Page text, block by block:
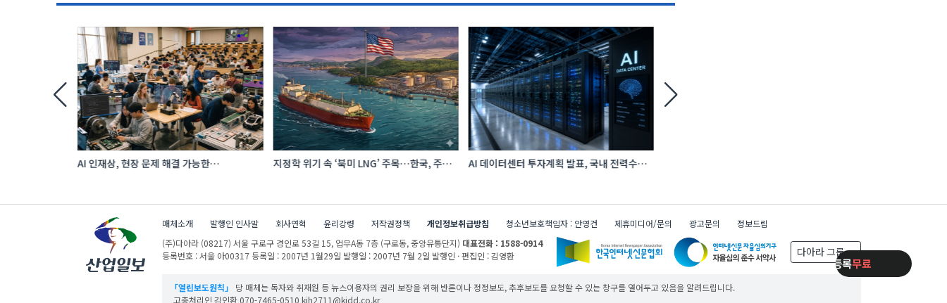
AI 인재상, 현장 문제 해결 가능한
지정학 위기 속 ‘북미 LNG’ 주목…한국, 주요
AI 데이터센터 투자계획 발표, 국내 전력수요
제품등록무료제품등록무료제품등록무료
매체소개 발행인 인사말 회사연혁 윤리강령 저작권정책 개인정보취급방침 청소년보호책임자 : 안영건 제휴미디어/문의 광고문의
정보드림
(주)다아라 (08217) 서울 구로구 경인로 53길 15,업무A동 7층 (구로동, 중앙유통단지) 대표전화 : 1588-0914
등록번호 : 서울 아00317 등록일 : 2007년 1월29일 발행일 : 2007년 7월 2일 발행인 · 편집인 : 김영환 다아라 그룹
「열린보도원칙」
당 매체는 독자와 취재원 등 뉴스이용자의 권리 보장을 위해 반론이나 정정보도, 추후보도를 요청할 수 있는 창구를 열어두고 있음을 알려드립니다.
고충처리인 김인환 070-7465-0510 kih2711@kidd.co.kr